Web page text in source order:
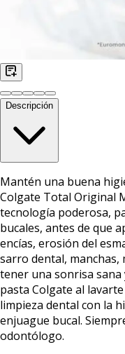
Descripción
Mantén una buena
Colgate Total Original
tecnología poderosa,
bucales, antes de que
encías, erosión del
sarro dental, manchas,
tener una sonrisa sana
pasta Colgate al
limpieza dental con la
enjuague bucal.
odontólogo.